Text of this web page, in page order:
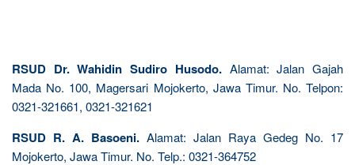
RSUD Dr. Wahidin Sudiro Husodo.Alamat: Jalan Gajah
Mada No. 100, Magersari Mojokerto, Jawa Timur. No. Telpon:
0321-321661, 0321-321621
RSUD R. A. Basoeni. Alamat: Jalan Raya Gedeg No. 17
Mojokerto, Jawa Timur. No. Telp.: 0321-364752